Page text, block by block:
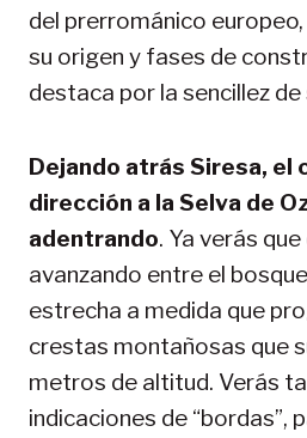
del prerrománico
su origen y fases de
destaca por la sencillez de
Dejando atrás Siresa, el
dirección a la Selva de
adentrando. Ya verás
avanzando entre el
estrecha a medida que
crestas montañosas que
metros de altitud. Verás
indicaciones de “bordas”,